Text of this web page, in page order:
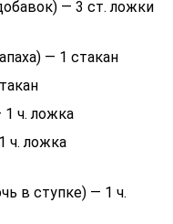
— 3 ст. ложки
— 1 стакан
ч. ложка
ч. ложка
в ступке) — 1 ч.